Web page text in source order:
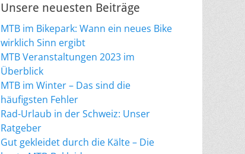
Unsere neuesten Beiträge
MTB im Bikepark: Wann ein neues Bike
wirklich Sinn ergibt
MTB Veranstaltungen 2023 im
Überblick
MTB im Winter – Das sind die
häufigsten Fehler
Rad-Urlaub in der Schweiz: Unser
Ratgeber
Gut gekleidet durch die Kälte – Die